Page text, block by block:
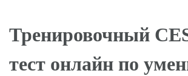
Тренировочный
тест онлайн по